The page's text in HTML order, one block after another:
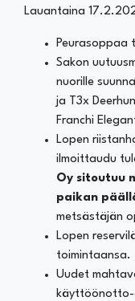
Lauantaina
Peurasoppaa
Sakon
nuorille
ja T3x
Franchi
Lopen
ilmoittaudu
Oy sitoutuu
paikan
metsästäjän
Lopen
toimintaansa.
Uudet
käyttöönotto-